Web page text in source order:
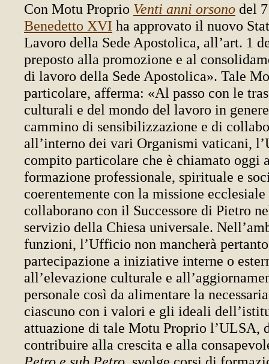
Con Motu Proprio Venti anni orsono del
Benedetto XVI ha approvato il nuovo
Lavoro della Sede Apostolica, all’art. 1
preposto alla promozione e al
di lavoro della Sede Apostolica». Tale
particolare, afferma: «Al passo con le
culturali e del mondo del lavoro in
cammino di sensibilizzazione e di
all’interno dei vari Organismi vaticani,
compito particolare che è chiamato oggi
formazione professionale, spirituale e
coerentemente con la missione
collaborano con il Successore di Pietro
servizio della Chiesa universale.
funzioni, l’Ufficio non mancherà
partecipazione a iniziative interne o
all’elevazione culturale e
personale così da alimentare la
ciascuno con i valori e gli ideali
attuazione di tale Motu Proprio l’ULSA,
contribuire alla crescita e alla